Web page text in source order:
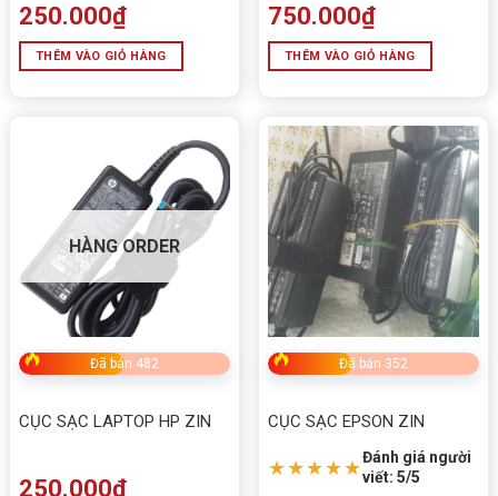
250.000₫
THÊM VÀO GIỎ HÀNG
750.000₫
THÊM VÀO GIỎ HÀNG
HÀNG ORDER
Đã bán 482
CỤC SẠC LAPTOP HP ZIN
250.000₫
Đã bán 352
CỤC SẠC EPSON ZIN
★★★★★Đánh giá người
viết: 5/5